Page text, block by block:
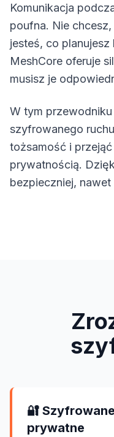
Komunikacja
poufna. Nie
jesteś, co
MeshCore oferuje
musisz je
W tym
szyfrowanego
tożsamość i
prywatnością.
bezpieczniej,
🔐
prywatne